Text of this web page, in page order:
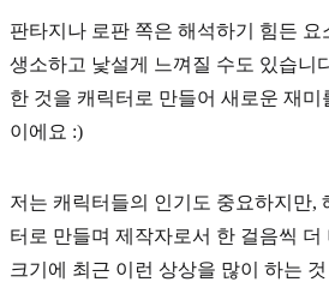
판타지나 로판 쪽은 해석하기 힘든 요
생소하고 낯설게 느껴질 수도 있습니
한 것을 캐릭터로 만들어 새로운 재미
이에요 :)
저는 캐릭터들의 인기도 중요하지만,
터로 만들며 제작자로서 한 걸음씩 더
크기에 최근 이런 상상을 많이 하는